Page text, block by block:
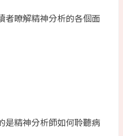
者瞭解精神分析的各個面
是精神分析師如何聆聽病